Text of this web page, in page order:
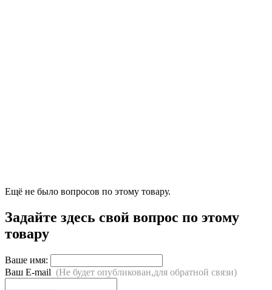
Ещё не было вопросов по этому товару.
Задайте здесь свой вопрос по этому
товару
Ваше имя:
Ваш E-mail (Не будет опубликован,для обратной связи)